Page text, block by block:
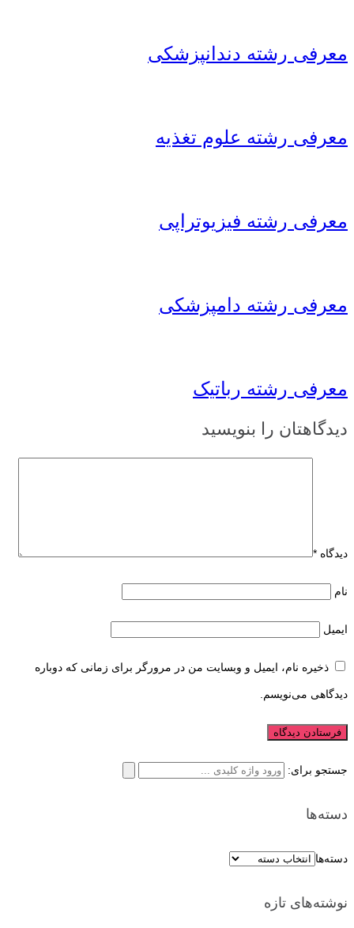
معرفی رشته دندانپزشکی
معرفی رشته علوم تغذیه
معرفی رشته فیزیوتراپی
معرفی رشته دامپزشکی
معرفی رشته رباتیک
دیدگاهتان را بنویسید
دیدگاه *
نام
ایمیل
ذخیره نام، ایمیل و وبسایت من در مرورگر برای زمانی که دوباره
دیدگاهی می‌نویسم.
جستجو برای:
دسته‌ها
دسته‌ها
نوشته‌های تازه